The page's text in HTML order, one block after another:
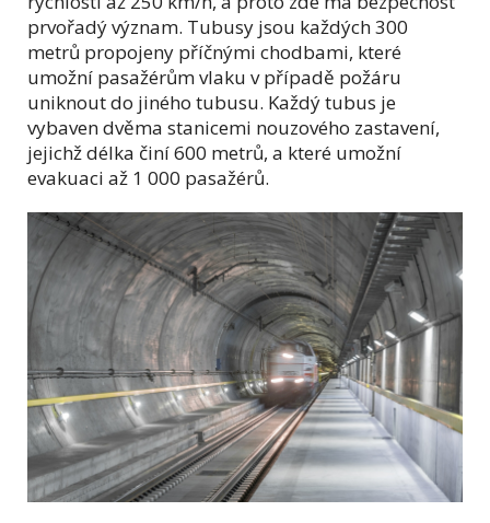
prvořadý význam. Tubusy jsou každých 300
metrů propojeny příčnými chodbami, které
umožní pasažérům vlaku v případě požáru
uniknout do jiného tubusu. Každý tubus je
vybaven dvěma stanicemi nouzového zastavení,
jejichž délka činí 600 metrů, a které umožní
evakuaci až 1 000 pasažérů.